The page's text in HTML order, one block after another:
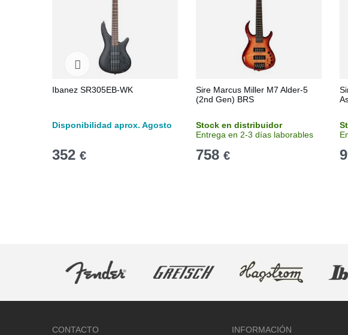
Ibanez SR305EB-WK
Disponibilidad aprox. Agosto
352 €
Sire Marcus Miller M7 Alder-5
(2nd Gen) BRS
Stock en distribuidor
Entrega en 2-3 días laborables
758 €
CONTACTO INFORMACIÓN